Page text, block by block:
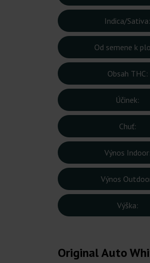
Indica/Sativa:
Od semene k
Obsah THC:
Účinek:
Chuť:
Výnos Indoor:
Výnos
Výška:
Original Auto